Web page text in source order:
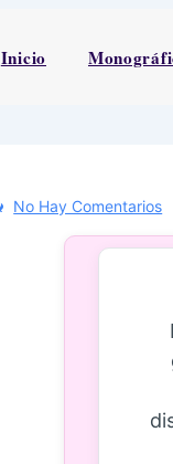
Inicio
No Hay Comentarios